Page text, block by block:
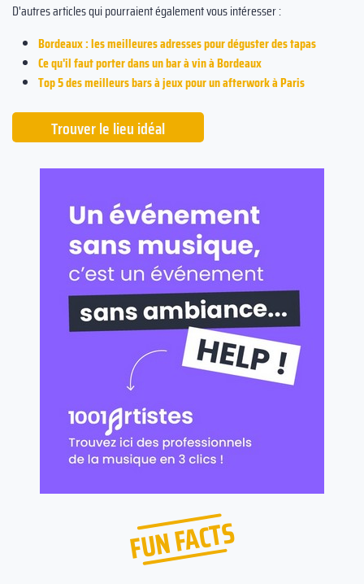
D'autres articles qui pourraient également vous intéresser :
Bordeaux : les meilleures adresses pour déguster des tapas
Ce qu'il faut porter dans un bar à vin à Bordeaux
Top 5 des meilleurs bars à jeux pour un afterwork à Paris
Trouver le lieu idéal
FUN FACTS